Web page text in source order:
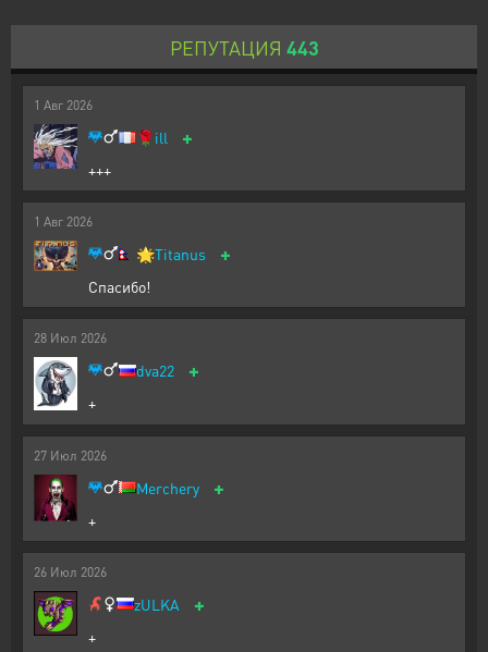
РЕПУТАЦИЯ 443
1 Авг 2026
🌹ill +
+++
1 Авг 2026
🌟Titanus +
Спасибо!
28 Июл 2026
dva22 +
+
27 Июл 2026
Merchery +
+
26 Июл 2026
zULKA +
+